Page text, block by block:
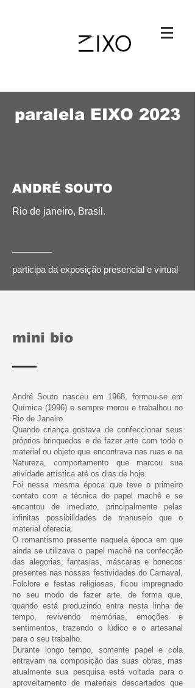
paralela EIXO 2023
ANDRÉ SOUTO
Rio de janeiro, Brasil.
participa da exposição presencial e virtual
mini bio
André Souto nasceu em 1968, formou-se em
Química (1996) e sempre morou e trabalhou no
Rio de Janeiro.
Quando criança gostava de confeccionar seus
próprios brinquedos e de fazer arte com todo o
material ou objeto que encontrava nas ruas e na
Natureza, comportamento que marcou sua
atividade artística até os dias de hoje.
Foi nessa mesma época que teve o primeiro
contato com a técnica do papel machê e se
encantou de imediato, principalmente pelas
infinitas possibilidades de manuseio que o
material oferecia.
O romantismo presente naquela época em que
ainda se utilizava o papel machê na confecção
das alegorias, fantasias, máscaras e bonecos
presentes nas nossas festividades do Carnaval,
Folclore e festas religiosas, ficou impregnado
no seu modo de fazer arte, de forma que,
quando está produzindo entra nesta linha de
tempo, revivendo memórias, emoções e
sentimentos, trazendo o lúdico e o artesanal
para o seu trabalho.
Durante longo tempo, somente papel e cola
entravam na composição das suas obras, mas
atualmente sua pesquisa está voltada para o
aproveitamento de materiais descartados que